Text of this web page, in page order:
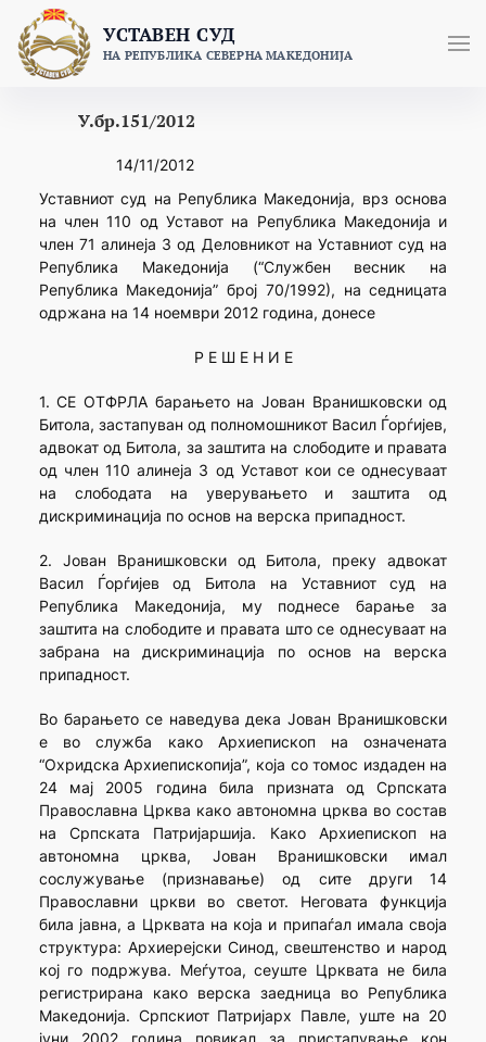
content
УСТАВЕН СУД
НА РЕПУБЛИКА СЕВЕРНА МАКЕДОНИЈА
У.бр.151/2012
14/11/2012
Уставниот суд на Република Македонија, врз основа
на член 110 од Уставот на Република Македoнија и
член 71 алинеја 3 од Деловникот на Уставниот суд на
Република Македонија (“Службен весник на
Република Македонија” број 70/1992), на седницата
одржана на 14 ноември 2012 година, донесе
Р Е Ш Е Н И Е
1. СЕ ОТФРЛА барањето на Јован Вранишковски од
Битола, застапуван од полномошникот Васил Ѓорѓијев,
адвокат од Битола, за заштита на слободите и правата
од член 110 алинеја 3 од Уставот кои се однесуваат
на слободата на уверувањето и заштита од
дискриминација по основ на верска припадност.
2. Јован Вранишковски од Битола, преку адвокат
Васил Ѓорѓијев од Битола на Уставниот суд на
Република Македонија, му поднесе барање за
заштита на слободите и правата што се однесуваат на
забрана на дискриминација по основ на верска
припадност.
Во барањето се наведува дека Јован Вранишковски
е во служба како Архиепископ на означената
“Охридска Архиепископија”, која со томос издаден на
24 мај 2005 година била призната од Српската
Православна Црква како автономна црква во состав
на Српската Патријаршија. Како Архиепископ на
автономна црква, Јован Вранишковски имал
сослужување (признавање) од сите други 14
Православни цркви во светот. Неговата функција
била јавна, а Црквата на која и припаѓал имала своја
структура: Архиерејски Синод, свештенство и народ
кој го подржува. Меѓутоа, сеуште Црквата не била
регистрирана како верска заедница во Република
Македонија. Српскиот Патријарх Павле, уште на 20